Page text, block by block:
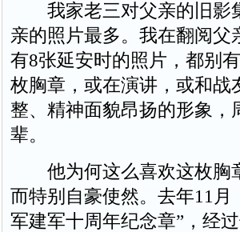
我家老三对父亲的旧影
亲的照片最多。我在翻阅
有8张延安时的照片，都别
枚胸章，或在演讲，或和战
整、精神面貌昂扬的形象，
辈。
他为何这么喜欢这枚胸
而特别自豪使然。去年11
军建军十周年纪念章”，经